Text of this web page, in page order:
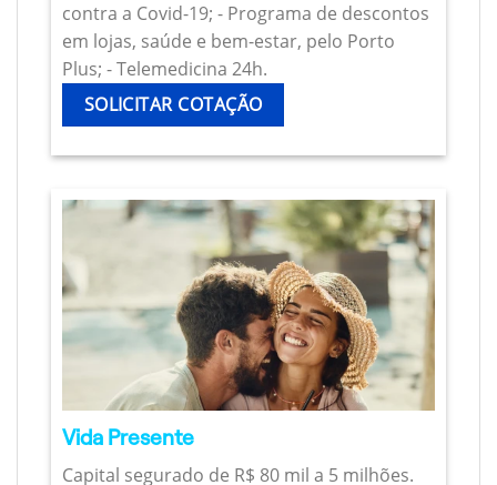
contra a Covid-19; - Programa de descontos
em lojas, saúde e bem-estar, pelo Porto
Plus; - Telemedicina 24h.
SOLICITAR COTAÇÃO
Vida Presente
Capital segurado de R$ 80 mil a 5 milhões.